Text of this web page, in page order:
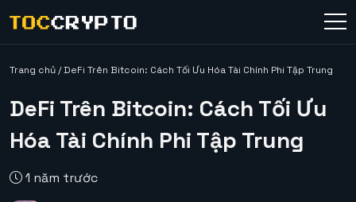
Trang chủ/DeFi Trên Bitcoin: Cách Tối Ưu Hóa Tài Chính Phi Tập Trung
DeFi Trên Bitcoin: Cách Tối Ưu
Hóa Tài Chính Phi Tập Trung
1 năm trước